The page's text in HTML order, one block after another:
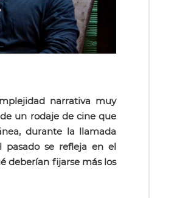
narrativa muy
un rodaje de cine que
durante la llamada
pasado se refleja en el
deberían fijarse más los